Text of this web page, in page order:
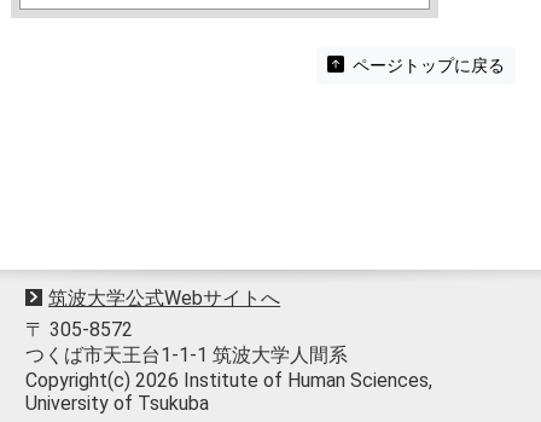
ページトップに戻る
筑波大学公式Webサイトへ
〒 305-8572
つくば市天王台1-1-1 筑波大学人間系
Copyright(c) 2026 Institute of Human Sciences,
University of Tsukuba